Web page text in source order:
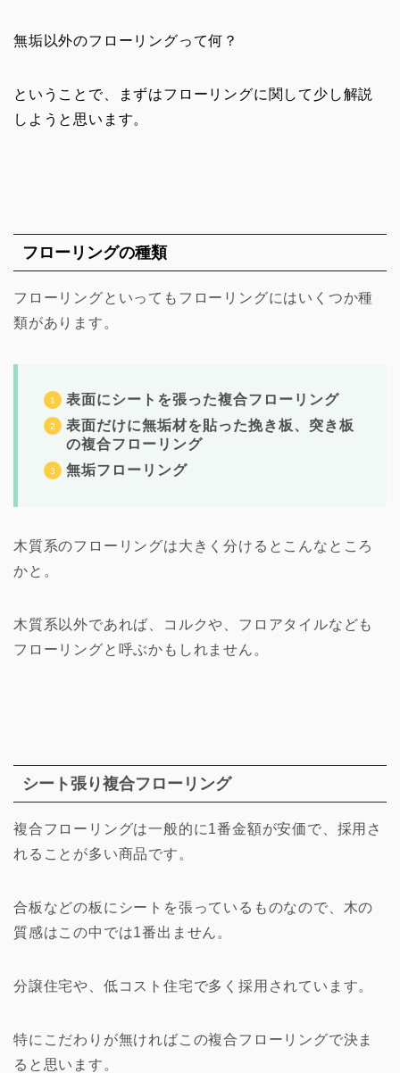
無垢以外のフローリングって何？
ということで、
まずはフローリングに関して少し解説
しようと思います。
フローリングの種類
フローリングといってもフローリングにはいくつか種
類があります。
表面にシートを張った複合フローリング
表面だけに無垢材を貼った挽き板、突き板
の複合フローリング
無垢フローリング
木質系のフローリングは大きく分けるとこんなところ
かと。
木質系以外であれば、コルクや、フロアタイルなども
フローリングと呼ぶかもしれません。
シート張り複合フローリング
複合フローリングは一般的に1番金額が安価で、採用さ
れることが多い商品です。
合板などの板にシートを張っているものなので、木の
質感はこの中では1番出ません。
分譲住宅や、低コスト住宅で多く採用されています。
特にこだわりが無ければこの複合フローリングで決ま
ると思います。